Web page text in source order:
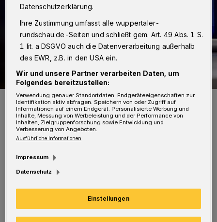
Symbolbild.
Foto: Polizei / Jochen Tack
E r war in Richtung Bahnhof Oberbarmen
unterwegs, als ihm laut Polizei vier
Jugendliche den Weg versperrten. Sie forderten
die Wertsachen des 16-Jährigen und drohten
Datenschutzerklärung.
Ihre Zustimmung umfasst alle wuppertaler-
rundschau.de-Seiten und schließt gem. Art. 49 Abs. 1 S.
1 lit. a DSGVO auch die Datenverarbeitung außerhalb
des EWR, z.B. in den USA ein.
Wir und unsere Partner verarbeiten Daten, um
Folgendes bereitzustellen:
Verwendung genauer Standortdaten. Endgeräteeigenschaften zur
Identifikation aktiv abfragen. Speichern von oder Zugriff auf
Informationen auf einem Endgerät. Personalisierte Werbung und
Inhalte, Messung von Werbeleistung und der Performance von
Inhalten, Zielgruppenforschung sowie Entwicklung und
Verbesserung von Angeboten.
Ausführliche Informationen
Impressum
Datenschutz
Einstellungen